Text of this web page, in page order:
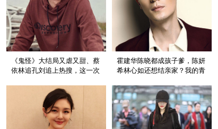
《鬼怪》大结局又虐又甜、蔡
依林追孔刘追上热搜，这一次
霍建华陈晓都成孩子爹，陈妍
希林心如还想结亲家？我的青